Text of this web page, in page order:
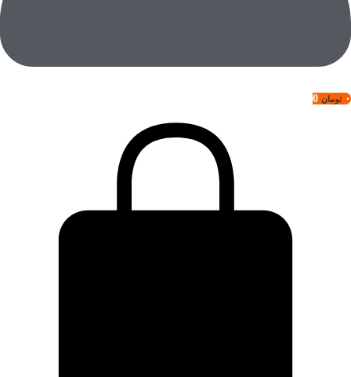
۰ تومان 0